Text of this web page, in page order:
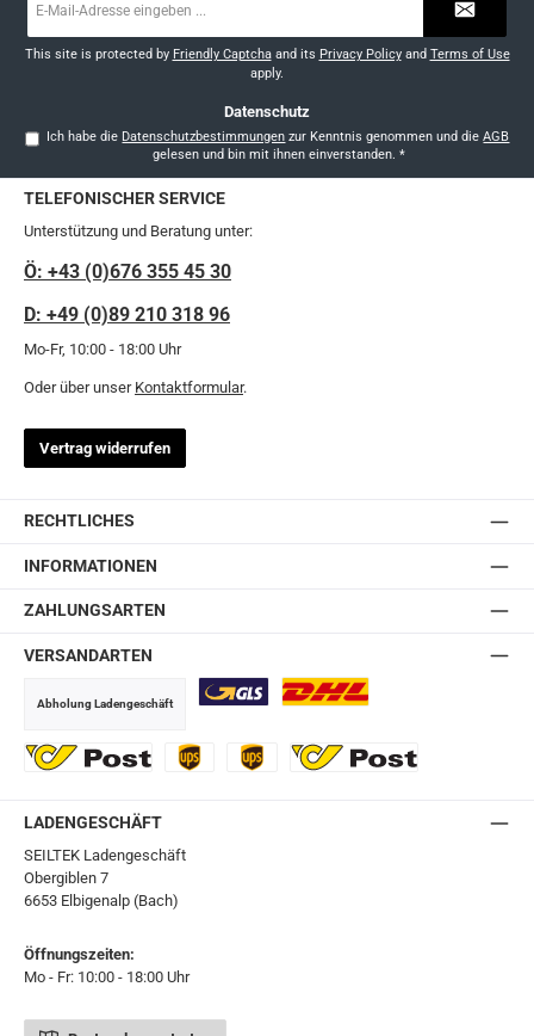
Mail-
*
This site is protected by Friendly Captchaand its Privacy Policyand Terms of Use
apply.
Datenschutz
Ich habe die Datenschutzbestimmungen zur Kenntnis genommen und dieAGB
gelesen und bin mit ihnen einverstanden. *
TELEFONISCHER SERVICE
Unterstützung und Beratung unter:
Ö: +43 (0)676 355 45 30
D: +49 (0)89 210 318 96
Mo-Fr, 10:00 - 18:00 Uhr
Oder über unser Kontaktformular.
Vertrag widerrufen
RECHTLICHES
INFORMATIONEN
ZAHLUNGSARTEN
VERSANDARTEN
Abholung Ladengeschäft
LADENGESCHÄFT
SEILTEK Ladengeschäft
Obergiblen 7
6653 Elbigenalp (Bach)
Öffnungszeiten:
Mo - Fr: 10:00 - 18:00 Uhr